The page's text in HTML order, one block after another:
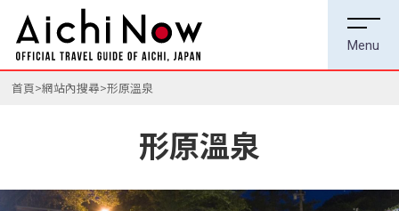
首頁 網站內搜尋 形原溫泉
形原溫泉